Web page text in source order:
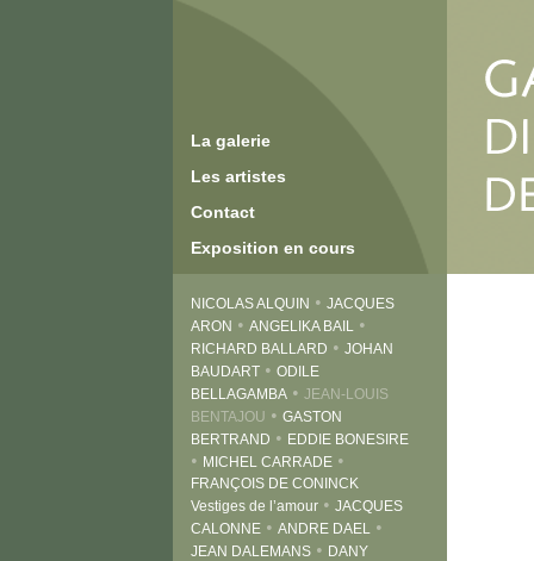
La galerie
Les artistes
Contact
Exposition en cours
NICOLAS ALQUIN • JACQUES
ARON • ANGELIKA BAIL •
RICHARD BALLARD • JOHAN
BAUDART • ODILE
BELLAGAMBA • JEAN-LOUIS
BENTAJOU • GASTON
BERTRAND • EDDIE BONESIRE
• MICHEL CARRADE •
FRANÇOIS DE CONINCK
Vestiges de l’amour • JACQUES
CALONNE • ANDRE DAEL •
JEAN DALEMANS • DANY